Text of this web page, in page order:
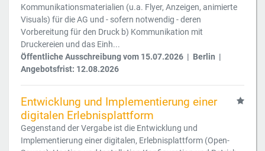
Kommunikationsmaterialien (u.a. Flyer, Anzeigen, animierte
Visuals) für die AG und - sofern notwendig - deren
Vorbereitung für den Druck b) Kommunikation mit
Druckereien und das Einh...
Öffentliche Ausschreibung vom 15.07.2026 | Berlin |
Angebotsfrist: 12.08.2026
Entwicklung und Implementierung einer
digitalen Erlebnisplattform
Gegenstand der Vergabe ist die Entwicklung und
Implementierung einer digitalen, Erlebnisplattform (Open-